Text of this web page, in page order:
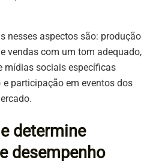
nesses aspectos são: produção
vendas com um tom adequado,
mídias sociais específicas
e participação em eventos dos
determine
desempenho